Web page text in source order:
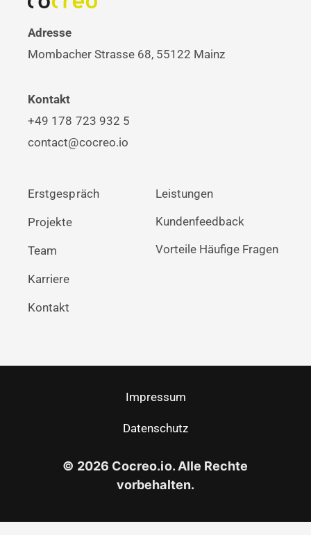
Adresse
Mombacher Strasse 68, 55122 Mainz
Kontakt
+49 178 723 932 5
contact@cocreo.io
Erstgespräch
Projekte
Team
Karriere
Kontakt
Leistungen
Kundenfeedback
Vorteile Häufige Fragen
© 2026 Cocreo.io. Alle Rechte
vorbehalten.
Impressum
Datenschutz